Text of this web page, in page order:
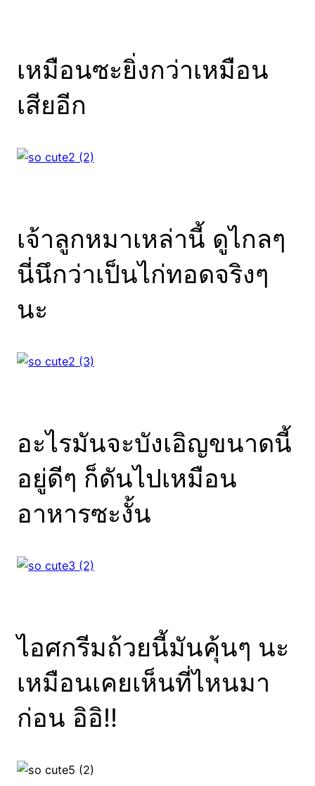
เหมือนซะยิ่งกว่าเหมือน
เสียอีก
เจ้าลูกหมาเหล่านี้ ดูไกลๆ
นี่นึกว่าเป็นไก่ทอดจริงๆ
นะ
อะไรมันจะบังเอิญขนาดนี้
อยู่ดีๆ ก็ดันไปเหมือน
อาหารซะงั้น
ไอศกรีมถ้วยนี้มันคุ้นๆ นะ
เหมือนเคยเห็นที่ไหนมา
ก่อน อิอิ!!